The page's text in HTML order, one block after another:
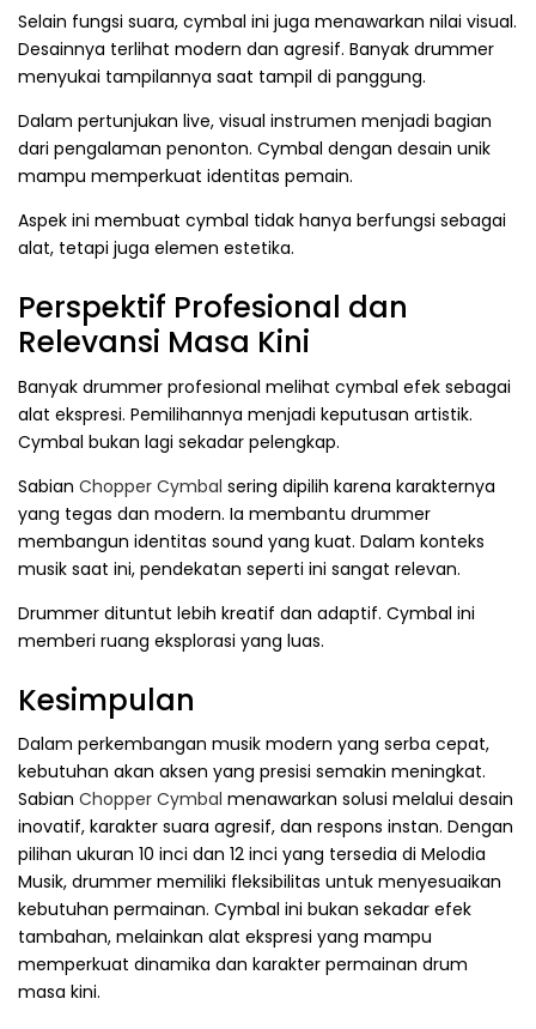
Selain fungsi suara, cymbal ini juga menawarkan nilai visual.
Desainnya terlihat modern dan agresif. Banyak drummer
menyukai tampilannya saat tampil di panggung.
Dalam pertunjukan live, visual instrumen menjadi bagian
dari pengalaman penonton. Cymbal dengan desain unik
mampu memperkuat identitas pemain.
Aspek ini membuat cymbal tidak hanya berfungsi sebagai
alat, tetapi juga elemen estetika.
Perspektif Profesional dan
Relevansi Masa Kini
Banyak drummer profesional melihat cymbal efek sebagai
alat ekspresi. Pemilihannya menjadi keputusan artistik.
Cymbal bukan lagi sekadar pelengkap.
Sabian Chopper Cymbal sering dipilih karena karakternya
yang tegas dan modern. Ia membantu drummer
membangun identitas sound yang kuat. Dalam konteks
musik saat ini, pendekatan seperti ini sangat relevan.
Drummer dituntut lebih kreatif dan adaptif. Cymbal ini
memberi ruang eksplorasi yang luas.
Kesimpulan
Dalam perkembangan musik modern yang serba cepat,
kebutuhan akan aksen yang presisi semakin meningkat.
Sabian Chopper Cymbal menawarkan solusi melalui desain
inovatif, karakter suara agresif, dan respons instan. Dengan
pilihan ukuran 10 inci dan 12 inci yang tersedia di Melodia
Musik, drummer memiliki fleksibilitas untuk menyesuaikan
kebutuhan permainan. Cymbal ini bukan sekadar efek
tambahan, melainkan alat ekspresi yang mampu
memperkuat dinamika dan karakter permainan drum
masa kini.